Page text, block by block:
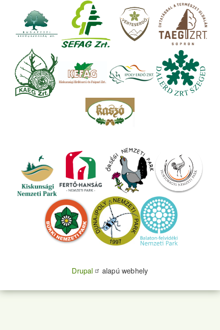
Drupal alapú webhely